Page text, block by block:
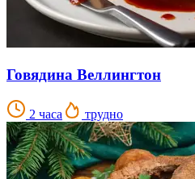
Говядина Веллингтон
2 часа трудно